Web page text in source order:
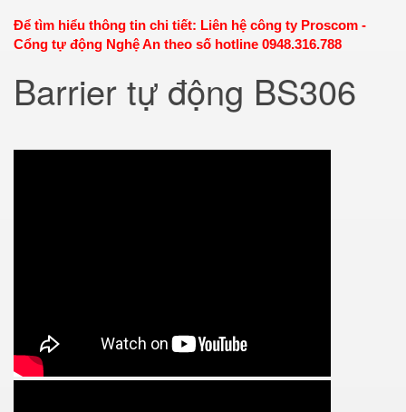
Để tìm hiểu thông tin chi tiết: Liên hệ công ty Proscom -
Cổng tự động Nghệ An theo số hotline 0948.316.788
Barrier tự động BS306